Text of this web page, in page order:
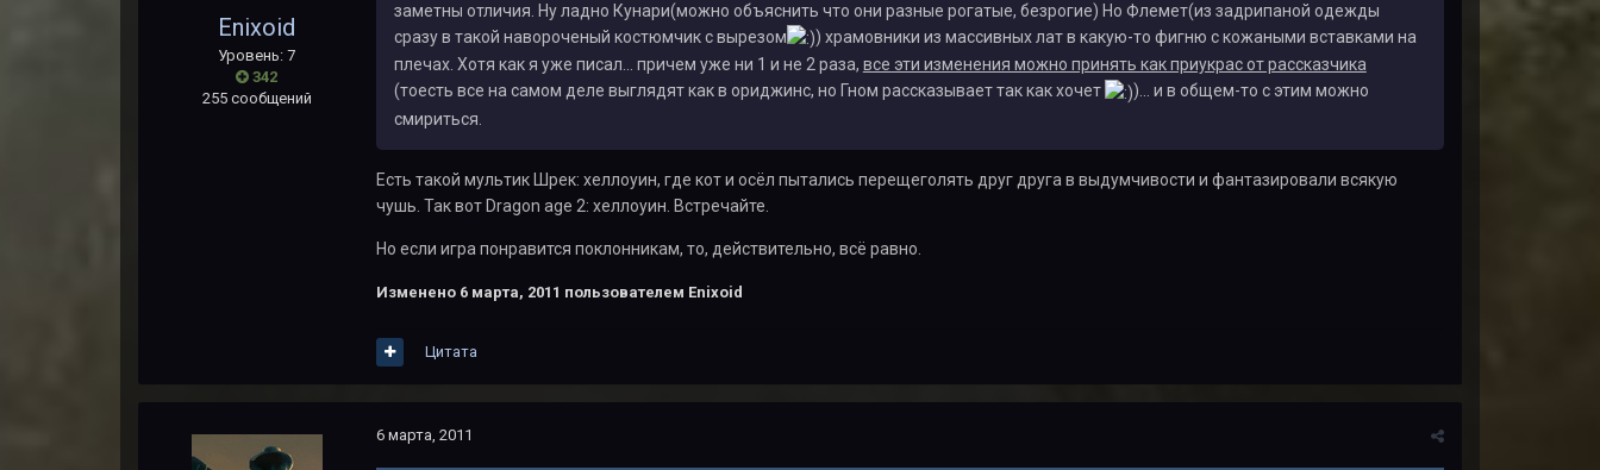
Enixoid
Уровень: 7
342
255 сообщений
заметны отличия. Ну ладно Кунари(можно объяснить что они разные рогатые, безрогие) Но Флемет(из задрипаной одежды
сразу в такой навороченый костюмчик с вырезом
) храмовники из массивных лат в какую-то фигню с кожаными вставками на
плечах. Хотя как я уже писал... причем уже ни 1 и не 2 раза, все эти изменения можно принять как приукрас от рассказчика
(тоесть все на самом деле выглядят как в ориджинс, но Гном рассказывает так как хочет
)... и в общем-то с этим можно
смириться.
Есть такой мультик Шрек: хеллоуин, где кот и осёл пытались перещеголять друг друга в выдумчивости и фантазировали всякую
чушь. Так вот Dragon age 2: хеллоуин. Встречайте.
Но если игра понравится поклонникам, то, действительно, всё равно.
Изменено 6 марта, 2011 пользователем Enixoid
Цитата
6 марта, 2011